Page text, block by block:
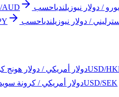
يورو / دولار نيوزيلندياحسب AUD
/ دولار نيوزيلندياحسب
USD/دولار أمريكي / دولار هونج
USD/SEKدولار أمريكي / كرونة